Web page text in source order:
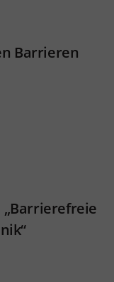
Barrieren
„Barrierefreie